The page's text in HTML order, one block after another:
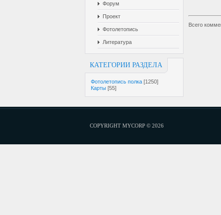
Форум
Проект
Фотолетопись
Литература
КАТЕГОРИИ РАЗДЕЛА
Фотолетопись полка [1250]
Карты [55]
Всего
COPYRIGHT MYCORP © 2026